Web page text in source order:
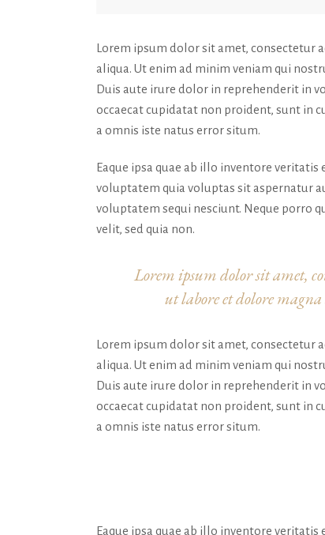
Lorem ipsum dolor sit amet, consectetur
aliqua. Ut enim ad minim veniam qui
Duis aute irure dolor in reprehenderit in
occaecat cupidatat non proident, sunt in
a omnis iste natus error situm.
Eaque ipsa quae ab illo inventore
voluptatem quia voluptas sit aspernatur
voluptatem sequi nesciunt. Neque porro
velit, sed quia non.
Lorem ipsum dolor sit amet,
ut labore et dolore
Lorem ipsum dolor sit amet, consectetur
aliqua. Ut enim ad minim veniam qui
Duis aute irure dolor in reprehenderit in
occaecat cupidatat non proident, sunt in
a omnis iste natus error situm.
Eaque ipsa quae ab illo inventore